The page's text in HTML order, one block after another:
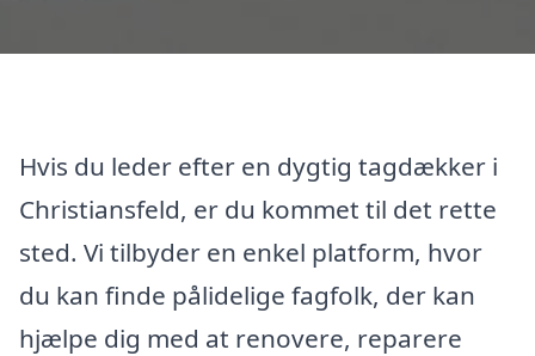
Hvis du leder efter en dygtig tagdækker i
Christiansfeld, er du kommet til det rette
sted. Vi tilbyder en enkel platform, hvor
du kan finde pålidelige fagfolk, der kan
hjælpe dig med at renovere, reparere